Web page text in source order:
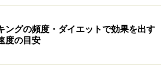
ングの頻度・ダイエットで効果を出す
度の目安